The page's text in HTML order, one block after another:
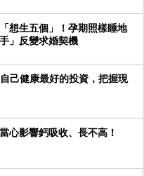
想生五個」！孕期照樣睡地
」反變求婚契機
己健康最好的投資，把握現
心影響鈣吸收、長不高！